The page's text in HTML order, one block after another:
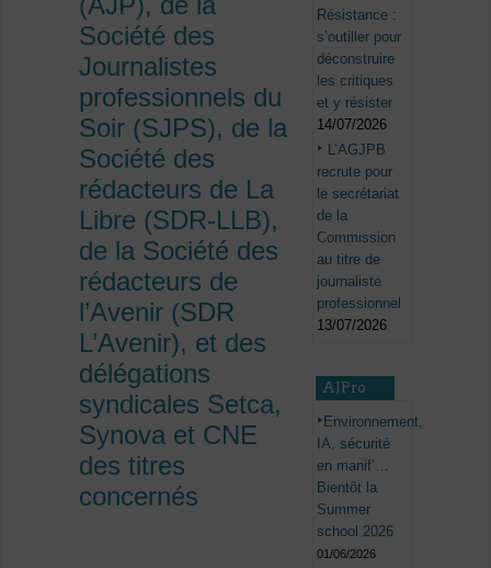
Société des
Journalistes
professionnels du
Soir (SJPS), de la
Société des
rédacteurs de La
Libre (SDR-LLB),
de la Société des
rédacteurs de
l’Avenir (SDR
L’Avenir), et des
délégations
syndicales Setca,
Synova et CNE
des titres
concernés
Résistance :
s’outiller pour
déconstruire
les critiques
et y résister
14/07/2026
L’AGJPB
recrute pour
le secrétariat
de la
Commission
au titre de
journaliste
professionnel
13/07/2026
AJPro
Environnement,
IA, sécurité
en manif’…
Bientôt la
Summer
school 2026
01/06/2026